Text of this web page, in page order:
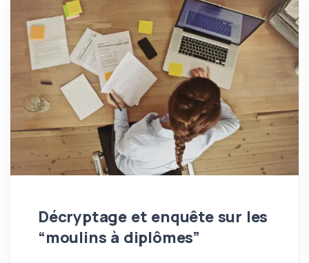
Décryptage et enquête sur les
“moulins à diplômes”